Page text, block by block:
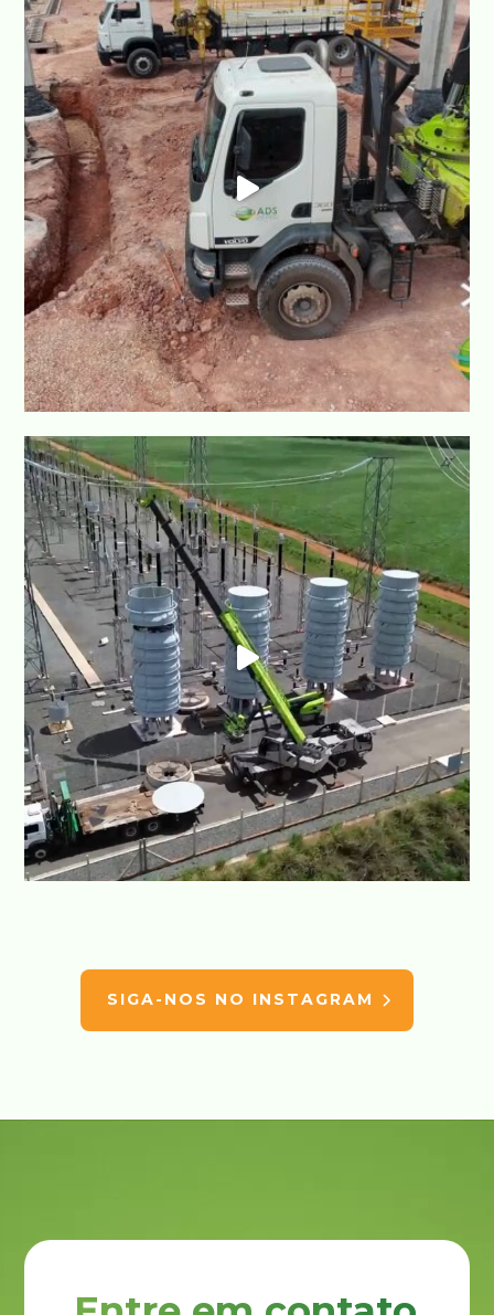
SIGA-NOS NO INSTAGRAM